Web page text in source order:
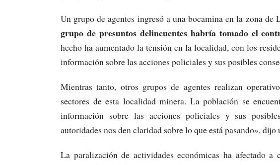
Un grupo de agentes ingresó a una bocamina en la zona de
grupo de presuntos delincuentes habría tomado el
hecho ha aumentado la tensión en la localidad, con los
información sobre las acciones policiales y sus posibles
Mientras tanto, otros grupos de agentes realizan
sectores de esta localidad minera. La población se
información sobre las acciones policiales y sus
autoridades nos den claridad sobre lo que está pasando»,
La paralización de actividades económicas ha afectado a